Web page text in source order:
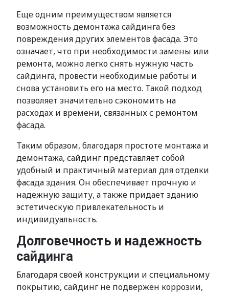
Еще одним преимуществом является
возможность демонтажа сайдинга без
повреждения других элементов фасада. Это
означает, что при необходимости замены или
ремонта, можно легко снять нужную часть
сайдинга, провести необходимые работы и
снова установить его на место. Такой подход
позволяет значительно сэкономить на
расходах и времени, связанных с ремонтом
фасада.
Таким образом, благодаря простоте монтажа и
демонтажа, сайдинг представляет собой
удобный и практичный материал для отделки
фасада здания. Он обеспечивает прочную и
надежную защиту, а также придает зданию
эстетическую привлекательность и
индивидуальность.
Долговечность и надежность
сайдинга
Благодаря своей конструкции и специальному
покрытию, сайдинг не подвержен коррозии,